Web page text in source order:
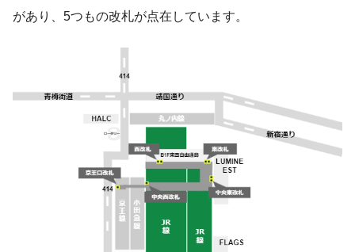
があり、5つもの改札が点在しています。